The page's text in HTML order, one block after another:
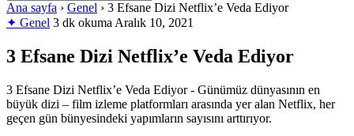
Ana sayfa › Genel › 3 Efsane Dizi Netflix’e Veda Ediyor
✦ Genel 3 dk okuma Aralık 10, 2021
3 Efsane Dizi Netflix’e Veda Ediyor
3 Efsane Dizi Netflix’e Veda Ediyor - Günümüz dünyasının en
büyük dizi – film izleme platformları arasında yer alan Netflix, her
geçen gün bünyesindeki yapımların sayısını arttırıyor.